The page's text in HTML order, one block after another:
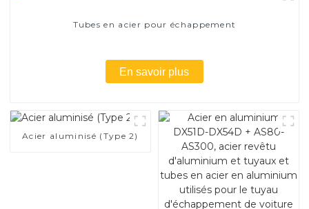
Tubes en acier pour échappement
En savoir plus
Acier aluminisé (Type 2)